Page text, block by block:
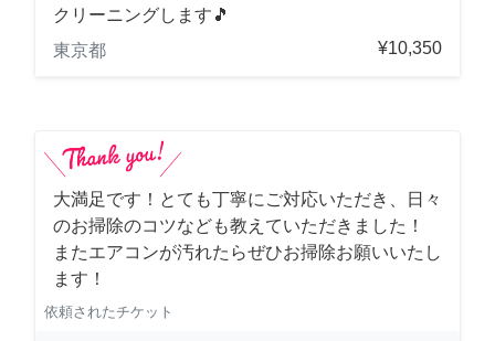
クリーニングします🎵
東京都
¥10,350
大満足です！とても丁寧にご対応いただき、日々
のお掃除のコツなども教えていただきました！
またエアコンが汚れたらぜひお掃除お願いいたし
ます！
依頼されたチケット